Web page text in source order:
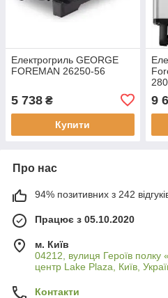
Електрогриль GEORGE
FOREMAN 26250-56
5 738 ₴
Купити
9
Про нас
94% позитивних з 242
Працює з 05.10.2020
м. Київ
04212, вулиця Героїв полку
центр Lake Plaza, Київ,
Контакти